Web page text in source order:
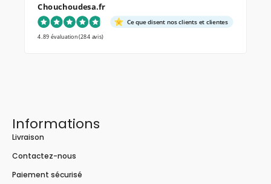
Chouchoudesa.fr
Ce que disent nos clients et clientes
4.89 évaluation(284 avis)
Informations
Livraison
Contactez-nous
Paiement sécurisé